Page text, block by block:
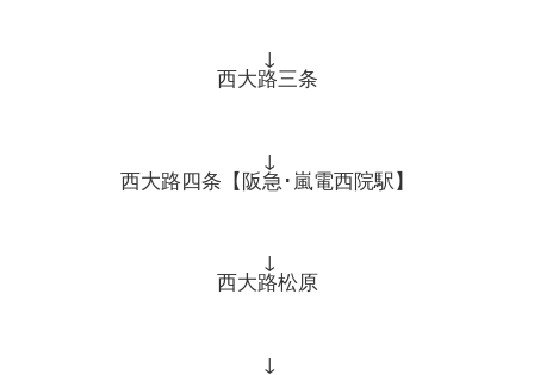
↓
西大路三条
↓
西大路四条【阪急･嵐電西院駅】
↓
西大路松原
↓